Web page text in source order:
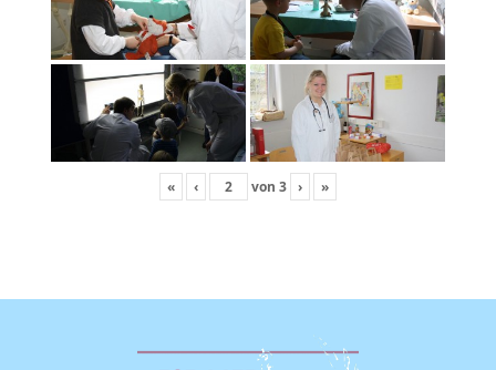
« ‹ von 3 › »